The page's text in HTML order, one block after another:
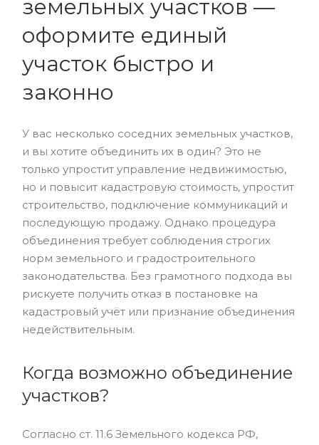
земельных участков —
оформите единый
участок быстро и
законно
У вас несколько соседних земельных участков,
и вы хотите объединить их в один? Это не
только упростит управление недвижимостью,
но и повысит кадастровую стоимость, упростит
строительство, подключение коммуникаций и
последующую продажу. Однако процедура
объединения требует соблюдения строгих
норм земельного и градостроительного
законодательства. Без грамотного подхода вы
рискуете получить отказ в постановке на
кадастровый учёт или признание объединения
недействительным.
Когда возможно объединение
участков?
Согласно ст. 11.6 Земельного кодекса РФ,